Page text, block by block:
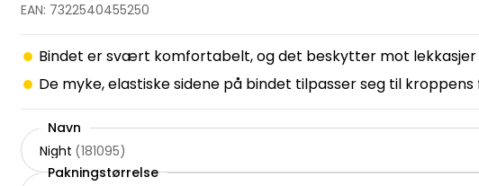
EAN: 7322540455250
Bindet er svært komfortabelt, og det beskytter mot lekkasjer
De myke, elastiske sidene på bindet tilpasser seg til kroppens
Navn
Night (181095)
Pakningstørrelse